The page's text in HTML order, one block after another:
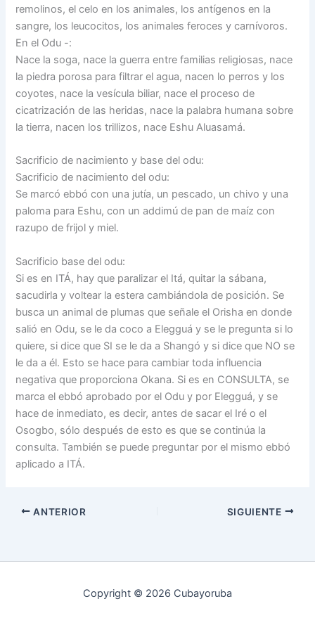
remolinos, el celo en los animales, los antígenos en la
sangre, los leucocitos, los animales feroces y carnívoros.
En el Odu -:
Nace la soga, nace la guerra entre familias religiosas, nace
la piedra porosa para filtrar el agua, nacen lo perros y los
coyotes, nace la vesícula biliar, nace el proceso de
cicatrización de las heridas, nace la palabra humana sobre
la tierra, nacen los trillizos, nace Eshu Aluasamá.
Sacrificio de nacimiento y base del odu:
Sacrificio de nacimiento del odu:
Se marcó ebbó con una jutía, un pescado, un chivo y una
paloma para Eshu, con un addimú de pan de maíz con
razupo de frijol y miel.
Sacrificio base del odu:
Si es en ITÁ, hay que paralizar el Itá, quitar la sábana,
sacudirla y voltear la estera cambiándola de posición. Se
busca un animal de plumas que señale el Orisha en donde
salió en Odu, se le da coco a Elegguá y se le pregunta si lo
quiere, si dice que SI se le da a Shangó y si dice que NO se
le da a él. Esto se hace para cambiar toda influencia
negativa que proporciona Okana. Si es en CONSULTA, se
marca el ebbó aprobado por el Odu y por Elegguá, y se
hace de inmediato, es decir, antes de sacar el Iré o el
Osogbo, sólo después de esto es que se continúa la
consulta. También se puede preguntar por el mismo ebbó
aplicado a ITÁ.
ANTERIOR SIGUIENTE
Copyright © 2026 Cubayoruba